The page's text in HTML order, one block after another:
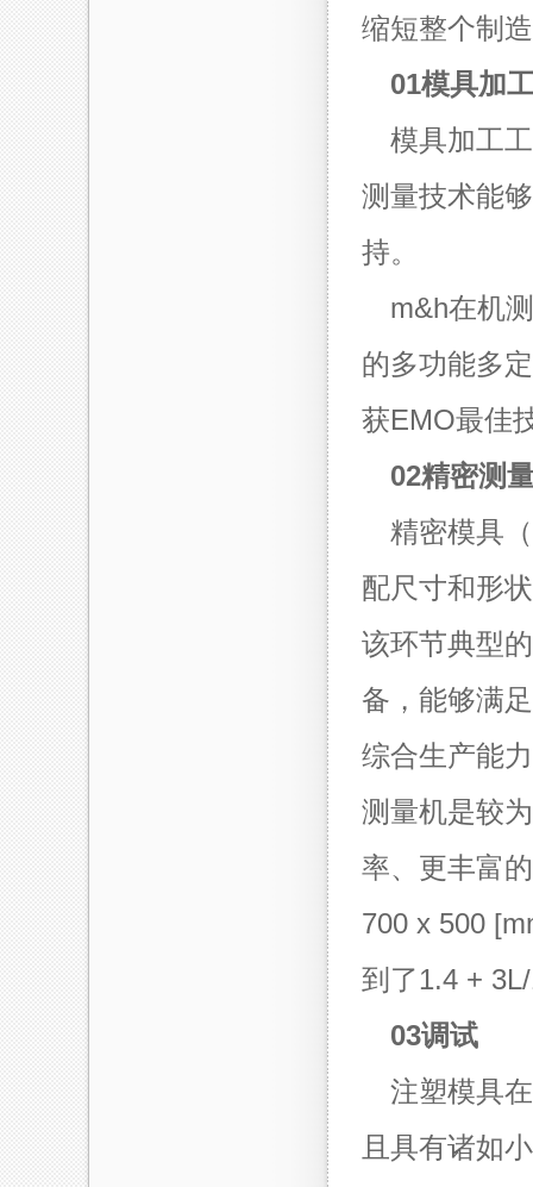
缩短整个制
01模具加
模具加工
测量技术能
持。
m&h在机
的多功能多
获EMO最佳
02精密测
精密模具
配尺寸和形
该环节典型
备，能够满
综合生产能
测量机是较
率、更丰富
700 x 500
到了1.4 +
03调试
注塑模具
且具有诸如